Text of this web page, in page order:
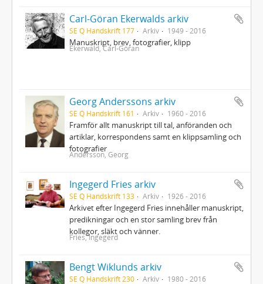
Carl-Göran Ekerwalds arkiv
SE Q Handskrift 177 Arkiv 1949 - 2016
Manuskript, brev, fotografier, klipp
Ekerwald, Carl-Göran
Georg Anderssons arkiv
SE Q Handskrift 161 Arkiv 1960 - 2016
Framför allt manuskript till tal, anföranden och
artiklar, korrespondens samt en klippsamling och
fotografier
Andersson, Georg
Ingegerd Fries arkiv
SE Q Handskrift 133 Arkiv 1926 - 2016
Arkivet efter Ingegerd Fries innehåller manuskript,
predikningar och en stor samling brev från
kollegor, släkt och vänner.
Fries, Ingegerd
Bengt Wiklunds arkiv
SE Q Handskrift 230 Arkiv 1980 - 2016